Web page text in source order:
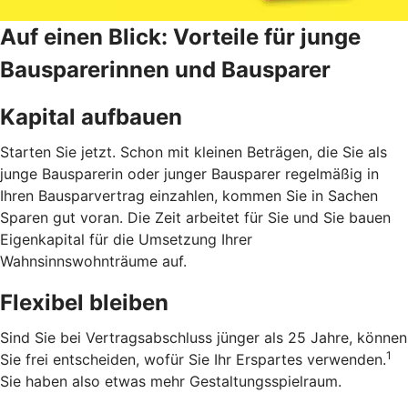
Auf einen Blick: Vorteile für junge
Bausparerinnen und Bausparer
Kapital aufbauen
Starten Sie jetzt. Schon mit kleinen Beträgen, die Sie als
junge Bausparerin oder junger Bausparer regelmäßig in
Ihren Bausparvertrag einzahlen, kommen Sie in Sachen
Sparen gut voran. Die Zeit arbeitet für Sie und Sie bauen
Eigenkapital für die Umsetzung Ihrer
Wahnsinnswohnträume auf.
Flexibel bleiben
Sind Sie bei Vertragsabschluss jünger als 25 Jahre, können
Sie frei entscheiden, wofür Sie Ihr Erspartes verwenden.1
Sie haben also etwas mehr Gestaltungsspielraum.